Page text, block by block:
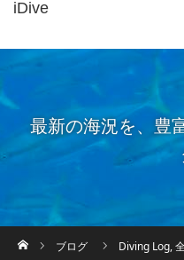
iDive
最新の海況を、豊
ブログ
Diving Log,